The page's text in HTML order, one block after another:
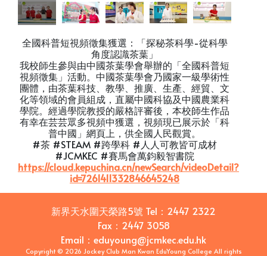
全國科普短視頻徵集獲選：「探秘茶科學-從科學
角度認識茶葉」
我校師生參與由中國茶葉學會舉辦的「全國科普短
視頻徵集」活動。中國茶葉學會乃國家一級學術性
團體，由茶葉科技、教學、推廣、生產、經貿、文
化等領域的會員組成，直屬中國科協及中國農業科
學院。經過學院教授的嚴格評審後，本校師生作品
有幸在芸芸眾多視頻中獲選，視頻現已展示於「科
普中國」網頁上，供全國人民觀賞。
#茶 #STEAM #跨學科 #人人可教皆可成材
#JCMKEC #賽馬會萬鈞毅智書院
https://cloud.kepuchina.cn/newSearch/videoDetail?
id=7261411332846645248
新界天水圍天榮路5號 Tel： 2447 2322
Fax： 2447 3058
Email ： eduyoung@jcmkec.edu.hk
Copyright © 2026 Jockey Club Man Kwan EduYoung College All rights